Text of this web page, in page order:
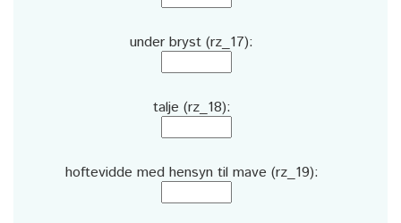
under bryst (rz_17):
talje (rz_18):
hoftevidde med hensyn til mave (rz_19):